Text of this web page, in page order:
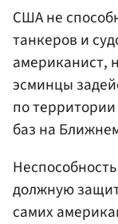
США не
танкеров и
американист,
эсминцы
по территории
баз на
должную
самих